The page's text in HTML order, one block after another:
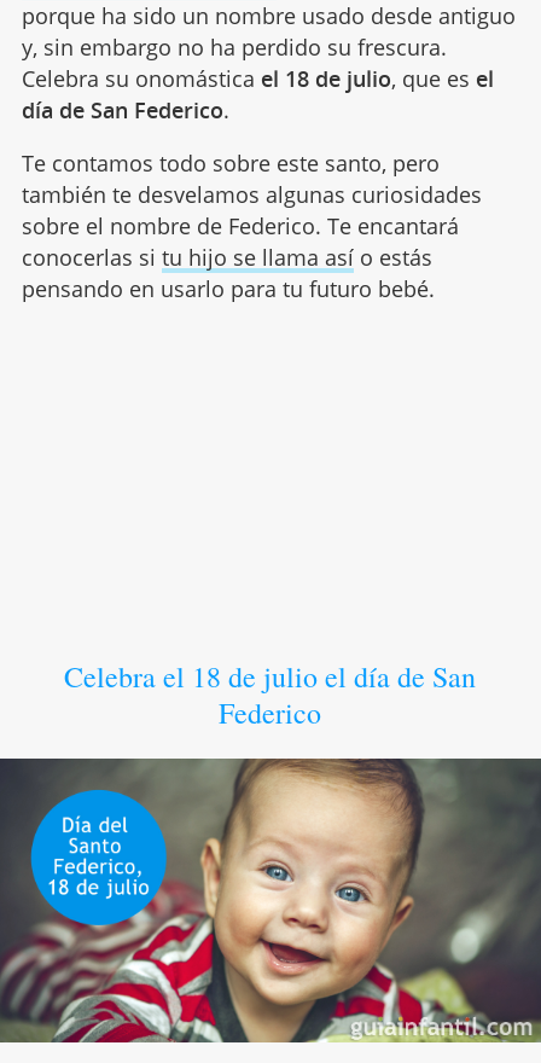
porque ha sido un nombre usado desde antiguo
y, sin embargo no ha perdido su frescura.
Celebra su onomástica el 18 de julio, que es el
día de San Federico.
Te contamos todo sobre este santo, pero
también te desvelamos algunas curiosidades
sobre el nombre de Federico. Te encantará
conocerlas si tu hijo se llama asío estás
pensando en usarlo para tu futuro bebé.
Celebra el 18 de julio el día de San
Federico